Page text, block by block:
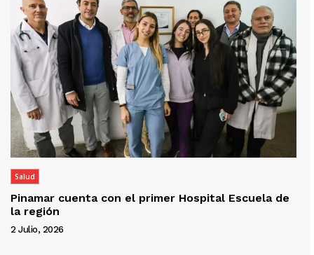
Salud
Pinamar cuenta con el primer Hospital Escuela de
la región
2 Julio, 2026